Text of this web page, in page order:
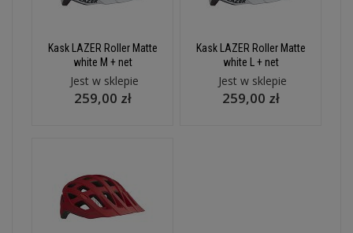
Kask LAZER Roller Matte
white M + net
Jest w sklepie
259,00 zł
Kask LAZER Roller Matte
white L + net
Jest w sklepie
259,00 zł